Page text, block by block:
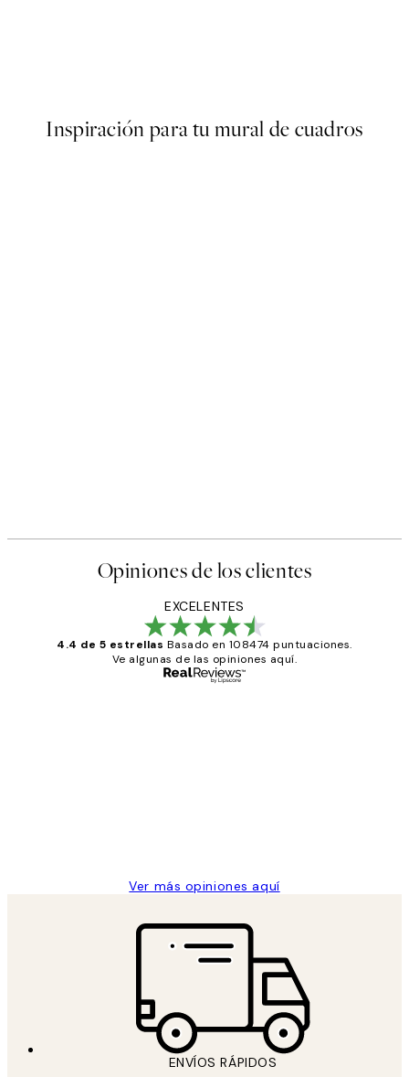
Inspiración para tu mural de cuadros
Opiniones de los clientes
EXCELENTES
4.4 de 5 estrellas Basado en 108474 puntuaciones.
Ve algunas de las opiniones aquí.
Ver más opiniones aquí
ENVÍOS RÁPIDOS